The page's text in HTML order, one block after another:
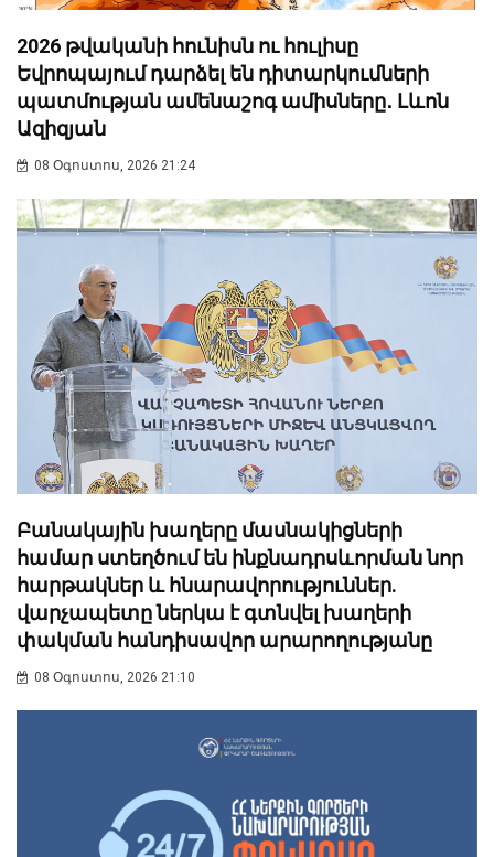
2026 թվականի հունիսն ու հուլիսը
Եվրոպայում դարձել են դիտարկումների
պատմության ամենաշոգ ամիսները․ Լևոն
Ազիզյան
08 Օգոստոս, 2026 21:24
Բանակային խաղերը մասնակիցների
համար ստեղծում են ինքնադրսևորման նոր
հարթակներ և հնարավորություններ.
վարչապետը ներկա է գտնվել խաղերի
փակման հանդիսավոր արարողությանը
08 Օգոստոս, 2026 21:10